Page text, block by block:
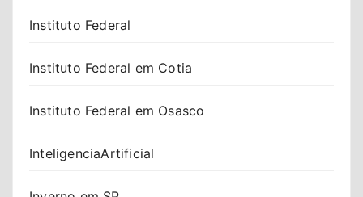
Instituto Federal
Instituto Federal em Cotia
Instituto Federal em Osasco
InteligenciaArtificial